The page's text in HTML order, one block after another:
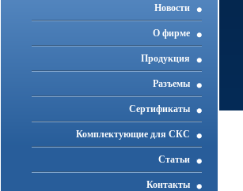
Новости
О фирме
Продукция
Разъемы
Cертификаты
Комплектующие для СКС
Статьи
Контакты